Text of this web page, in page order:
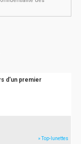
d'un premier
» Top-lunettes